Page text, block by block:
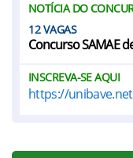
NOTÍCIA DO
12
Concurso SAMAE
INSCREVA-SE AQUI
https://